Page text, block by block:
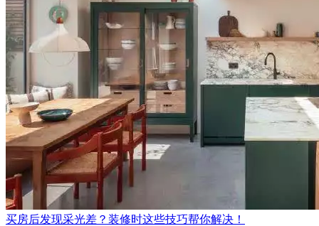
买房后发现采光差？装修时这些技巧帮你解决！